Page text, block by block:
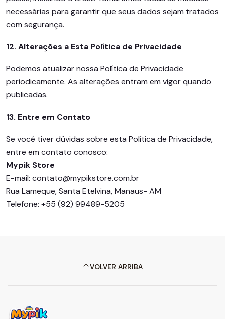
necessárias para garantir que seus dados sejam tratados
com segurança.
12. Alterações a Esta Política de Privacidade
Podemos atualizar nossa Política de Privacidade
periodicamente. As alterações entram em vigor quando
publicadas.
13. Entre em Contato
Se você tiver dúvidas sobre esta Política de Privacidade,
entre em contato conosco:
Mypik Store
E-mail: contato@mypikstore.com.br
Rua Lameque, Santa Etelvina, Manaus- AM
Telefone: +55 (92) 99489-5205
VOLVER ARRIBA